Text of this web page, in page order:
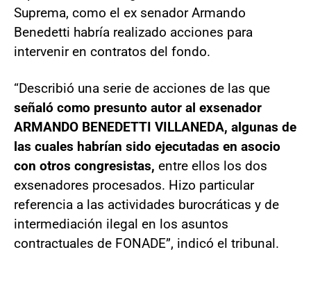
Suprema, como el ex senador Armando
Benedetti habría realizado acciones para
intervenir en contratos del fondo.
“Describió una serie de acciones de las que
señaló como presunto autor al exsenador
ARMANDO BENEDETTI VILLANEDA, algunas de
las cuales habrían sido ejecutadas en asocio
con otros congresistas, entre ellos los dos
exsenadores procesados. Hizo particular
referencia a las actividades burocráticas y de
intermediación ilegal en los asuntos
contractuales de FONADE”, indicó el tribunal.